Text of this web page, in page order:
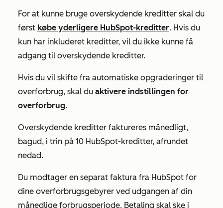
For at kunne bruge overskydende kreditter skal du
først købe yderligere HubSpot-kreditter. Hvis du
kun har inkluderet kreditter, vil du ikke kunne få
adgang til overskydende kreditter.
Hvis du vil skifte fra automatiske opgraderinger til
overforbrug, skal du aktivere indstillingen for
overforbrug.
Overskydende kreditter faktureres månedligt,
bagud, i trin på 10 HubSpot-kreditter, afrundet
nedad.
Du modtager en separat faktura fra HubSpot for
dine overforbrugsgebyrer ved udgangen af din
månedlige forbrugsperiode. Betaling skal ske i